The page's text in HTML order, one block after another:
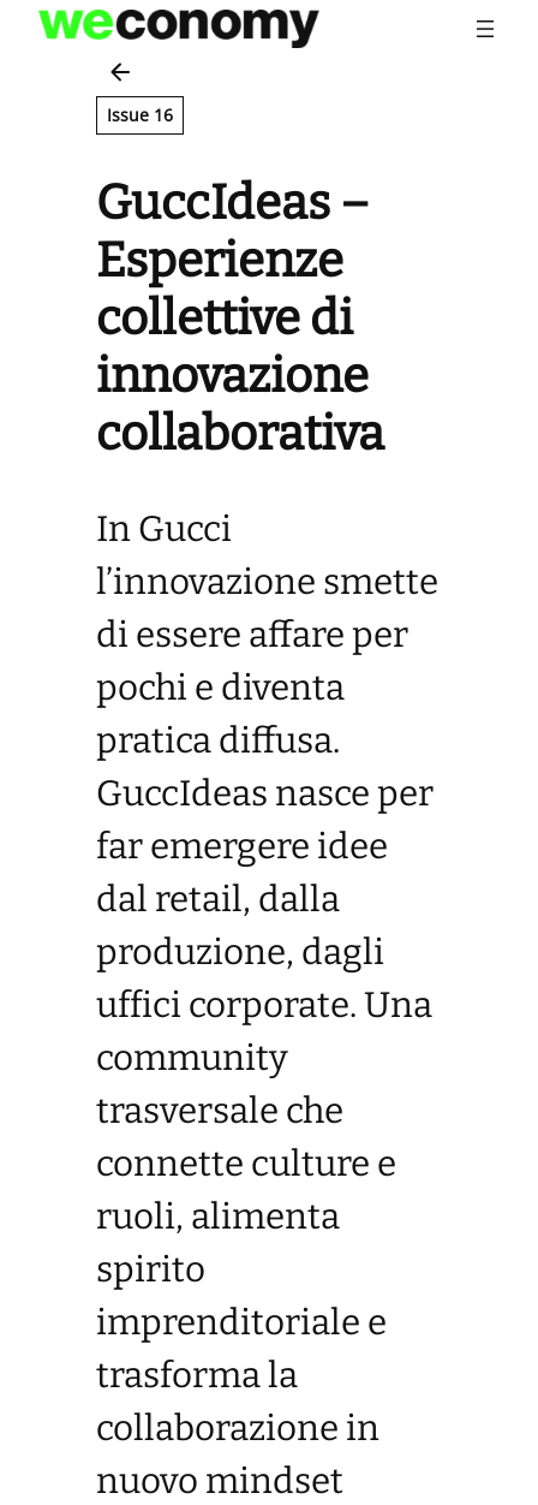
Vai
contenuto
Issue 16
GuccIdeas –
Esperienze
collettive di
innovazione
collaborativa
In Gucci
l’innovazione smette
di essere affare per
pochi e diventa
pratica diffusa.
GuccIdeas nasce per
far emergere idee
dal retail, dalla
produzione, dagli
uffici corporate. Una
community
trasversale che
connette culture e
ruoli, alimenta
spirito
imprenditoriale e
trasforma la
collaborazione in
nuovo mindset